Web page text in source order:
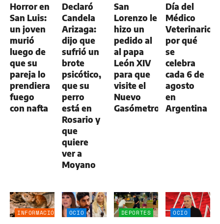
Horror en
San Luis:
un joven
murió
luego de
que su
pareja lo
prendiera
fuego
con nafta
Declaró
Candela
Arizaga:
dijo que
sufrió un
brote
psicótico,
que su
perro
está en
Rosario y
que
quiere
ver a
Moyano
San
Lorenzo le
hizo un
pedido al
al papa
León XIV
para que
visite el
Nuevo
Gasómetro
Día del
Médico
Veterinario:
por qué
se
celebra
cada 6 de
agosto
en
Argentina
INFORMACIÓN
OCIO DEPORTES OCIO